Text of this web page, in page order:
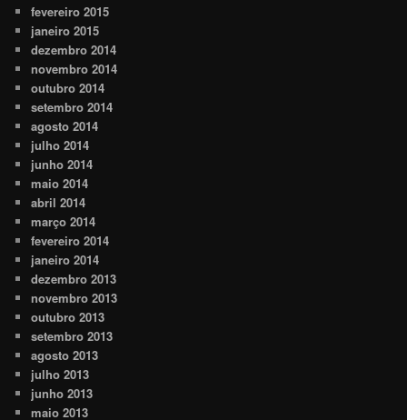
fevereiro 2015
janeiro 2015
dezembro 2014
novembro 2014
outubro 2014
setembro 2014
agosto 2014
julho 2014
junho 2014
maio 2014
abril 2014
março 2014
fevereiro 2014
janeiro 2014
dezembro 2013
novembro 2013
outubro 2013
setembro 2013
agosto 2013
julho 2013
junho 2013
maio 2013